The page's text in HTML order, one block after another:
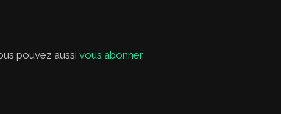
pouvez aussi vous abonner